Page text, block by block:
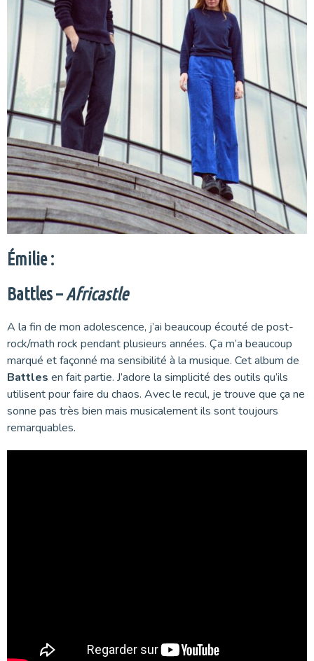
Émilie :
Battles –Africastle
A la fin de mon adolescence, j’ai beaucoup écouté de post-
rock/math rock pendant plusieurs années. Ça m’a beaucoup
marqué et façonné ma sensibilité à la musique. Cet album de
Battles en fait partie. J’adore la simplicité des outils qu’ils
utilisent pour faire du chaos. Avec le recul, je trouve que ça ne
sonne pas très bien mais musicalement ils sont toujours
remarquables.